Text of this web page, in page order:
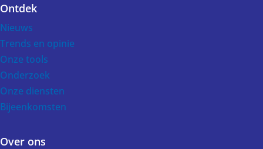
Voet
Ontdek
Nieuws
Trends en opinie
Onze tools
Onderzoek
Onze diensten
Bijeenkomsten
Over ons